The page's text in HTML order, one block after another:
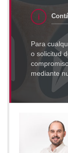
Para
o solicitud
mediante